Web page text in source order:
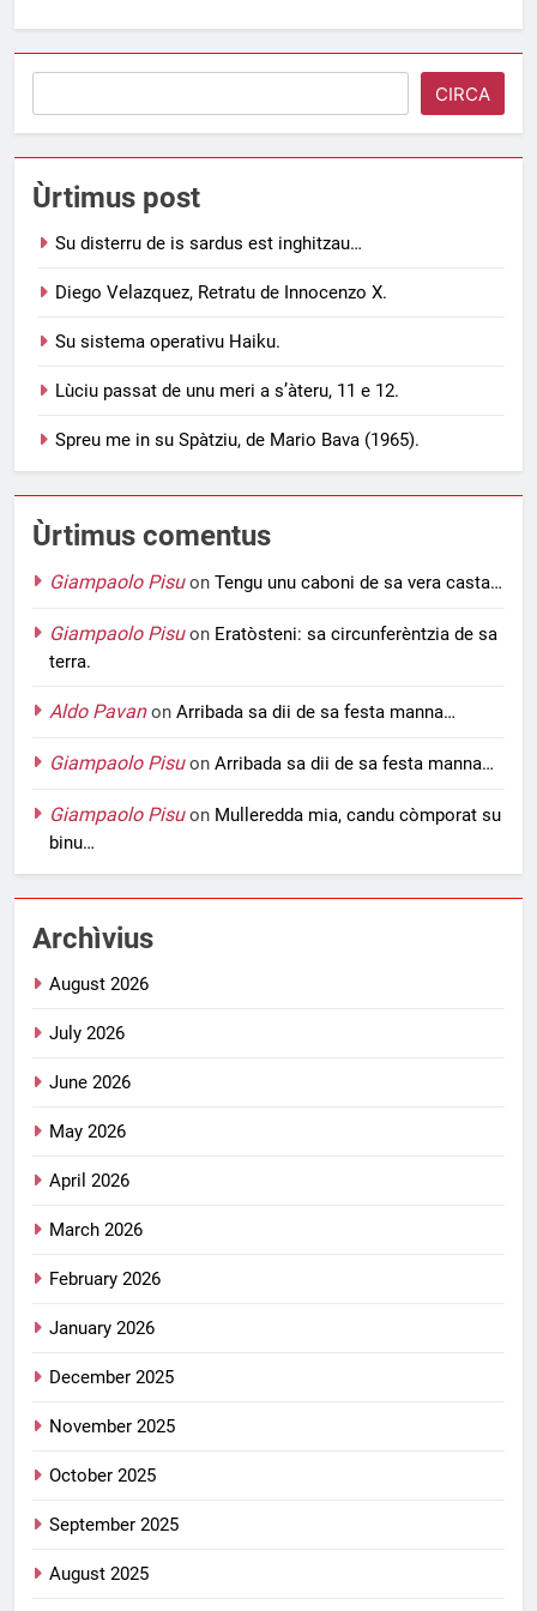
CIRCA
Ùrtimus post
Su disterru de is sardus est inghitzau…
Diego Velazquez, Retratu de Innocenzo X.
Su sistema operativu Haiku.
Lùciu passat de unu meri a s’àteru, 11 e 12.
Spreu me in su Spàtziu, de Mario Bava (1965).
Ùrtimus comentus
Giampaolo Pisuon Tengu unu caboni de sa vera casta…
Giampaolo Pisuon Eratòsteni: sa circunferèntzia de sa
terra.
Aldo Pavanon Arribada sa dii de sa festa manna…
Giampaolo Pisuon Arribada sa dii de sa festa manna…
Giampaolo Pisuon Mulleredda mia, candu còmporat su
binu…
Archìvius
August 2026
July 2026
June 2026
May 2026
April 2026
March 2026
February 2026
January 2026
December 2025
November 2025
October 2025
September 2025
August 2025